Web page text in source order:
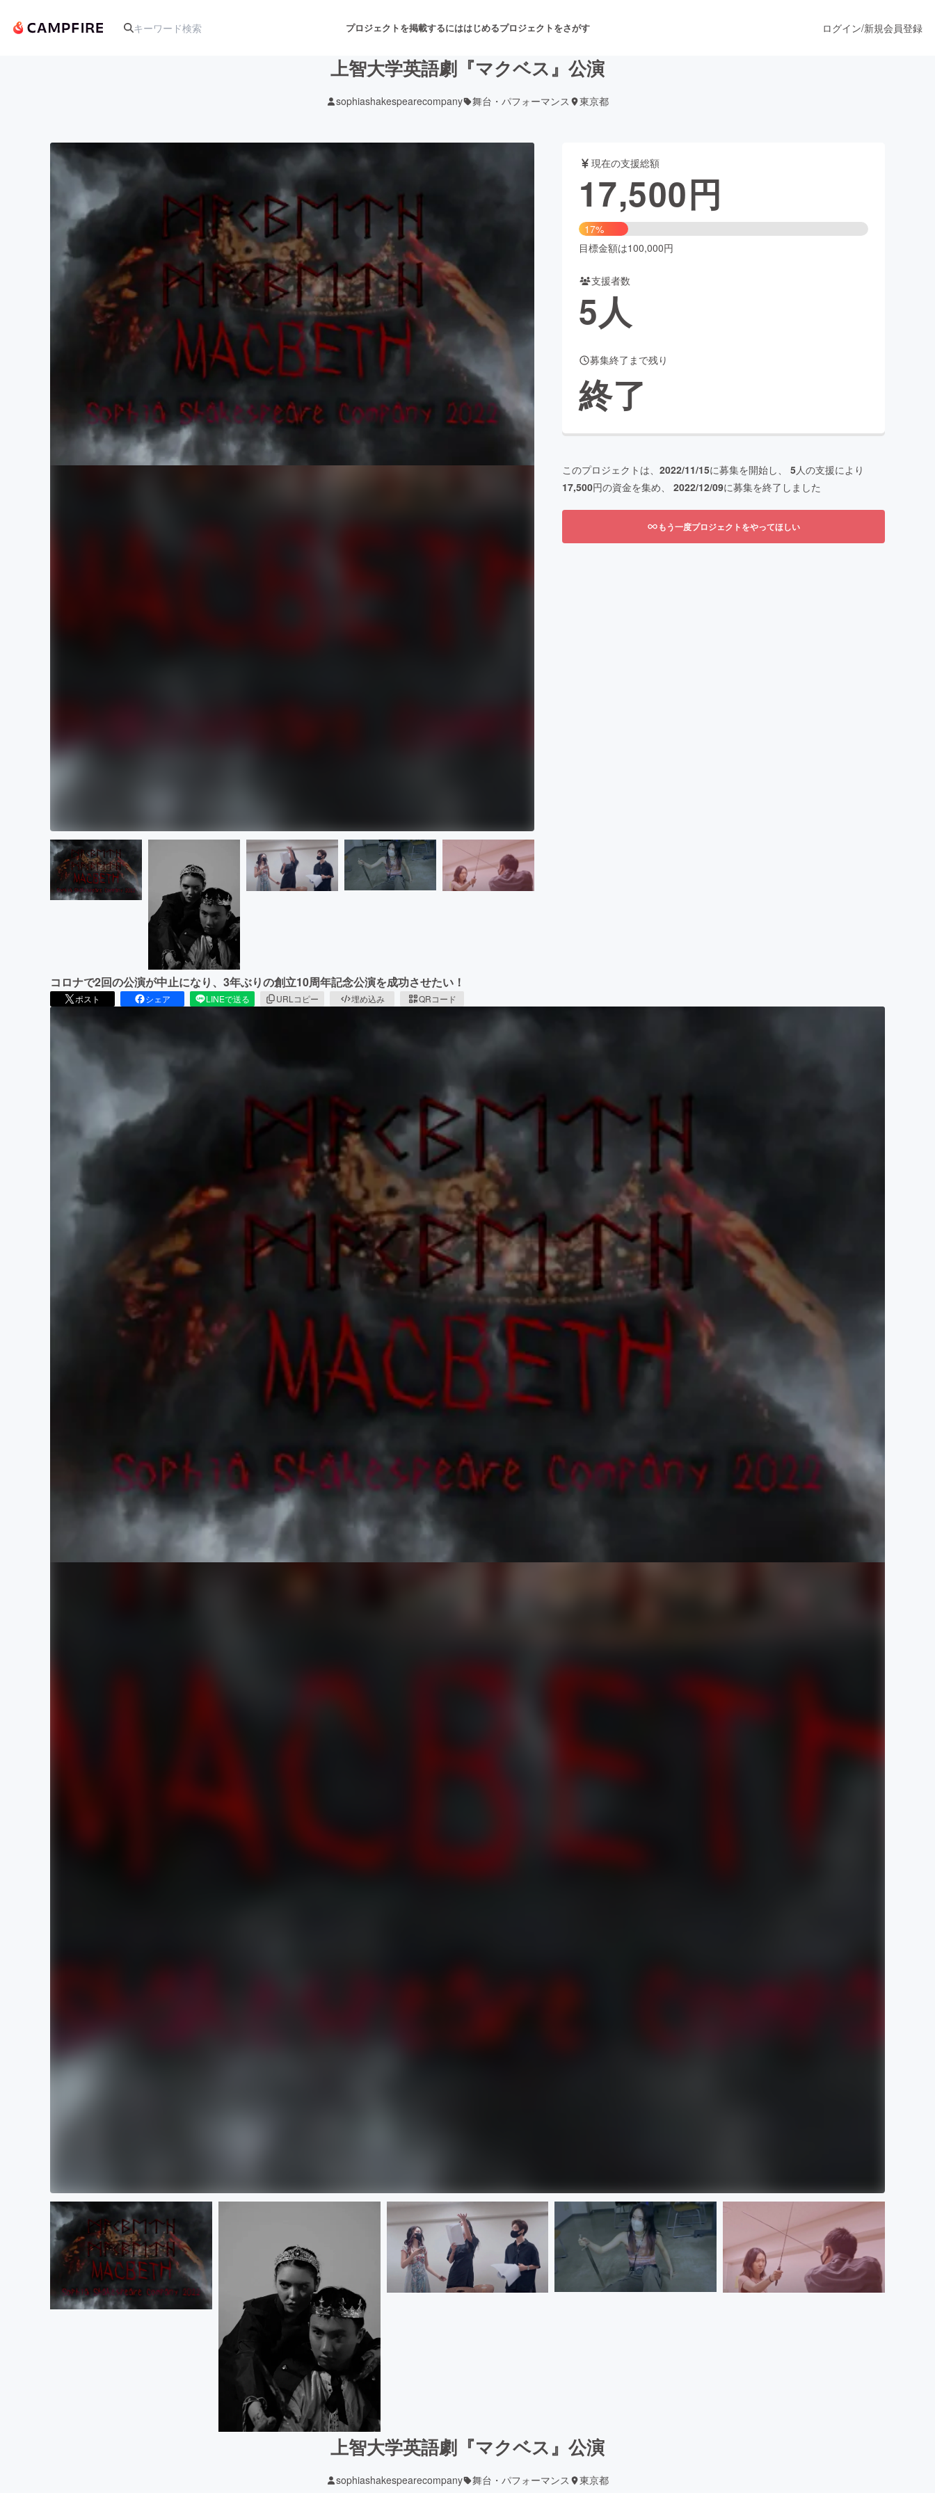
プロジェクトを掲載するにははじめるプロジェクトをさがす
舞台・パフォーマンス
テクノロジー・ガジェット ゲーム・サービス開発 ファッション
映像・映画 書籍・雑誌出版
ビジネス・起業 チャレンジ ビューティー・ヘルスケア
まちづくり・地域活性化
CAMPFIRE for Social Good
machi-ya
ログイン/新規会員登録
上智大学英語劇『マクベス』公演
sophiashakespearecompany 舞台・パフォーマンス 東京都
コロナで2回の公演が中止になり、3年ぶりの創立10周年記念公演を成功させたい！
ポスト シェア LINEで送る URLコピー 埋め込み QRコード
現在の支援総額
17,500円
17%
目標金額は100,000円
支援者数
5人
募集終了まで残り
終了
このプロジェクトは、 2022/11/15に募集を開始し、 5人の支援により
17,500円の資金を集め、 2022/12/09に募集を終了しました
もう一度プロジェクトをやってほしい
上智大学英語劇『マクベス』公演
sophiashakespearecompany 舞台・パフォーマンス 東京都